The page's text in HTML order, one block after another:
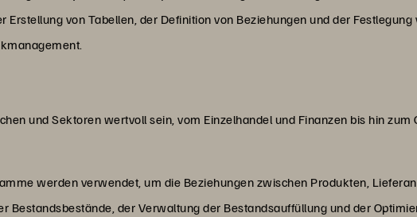
Erstellung von Tabellen, der Definition von Beziehungen und der
und Sektoren wertvoll sein, vom Einzelhandel und Finanzen bis hin
werden verwendet, um die Beziehungen zwischen Produkten,
Bestandsbestände, der Verwaltung der Bestandsauffüllung und der